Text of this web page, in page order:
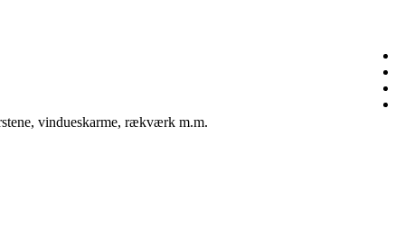
vindueskarme, rækværk m.m.